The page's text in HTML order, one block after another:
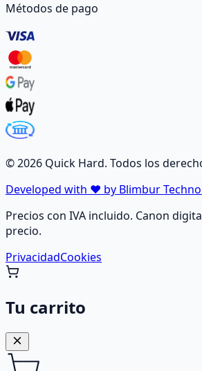
Métodos de pago
©2026 Quick Hard. Todos los
Developed with ❤️ by Blimbur
Precios con IVA incluido. Canon
precio.
PrivacidadCookies
Tu carrito